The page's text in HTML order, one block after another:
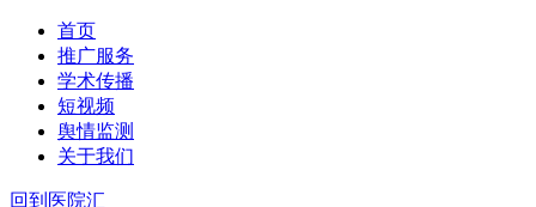
首页
推广服务
学术传播
短视频
舆情监测
关于我们
回到医院汇